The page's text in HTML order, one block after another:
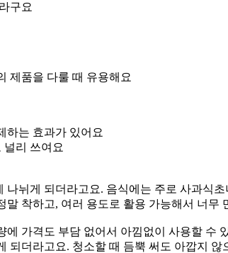
구요
제품을 다룰 때 유용해요
하는 효과가 있어요
널리 쓰여요
나뉘게 되더라고요. 음식에는 주로 사과식
착하고, 여러 용도로 활용 가능해서 너무
에 가격도 부담 없어서 아낌없이 사용할
되더라고요. 청소할 때 듬뿍 써도 아깝지 않